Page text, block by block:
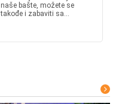
naše bašte, možete se
takođe i zabaviti sa...